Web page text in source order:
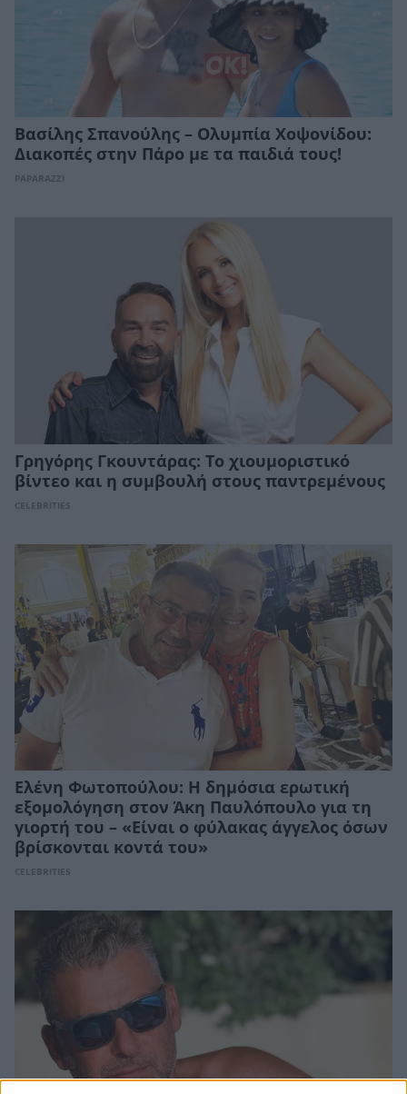
Βασίλης Σπανούλης – Ολυμπία Χοψονίδου:
Διακοπές στην Πάρο με τα παιδιά τους!
PAPARAZZI
Γρηγόρης Γκουντάρας: Το χιουμοριστικό
βίντεο και η συμβουλή στους παντρεμένους
CELEBRITIES
Ελένη Φωτοπούλου: Η δημόσια ερωτική
εξομολόγηση στον Άκη Παυλόπουλο για τη
γιορτή του – «Είναι ο φύλακας άγγελος όσων
βρίσκονται κοντά του»
CELEBRITIES